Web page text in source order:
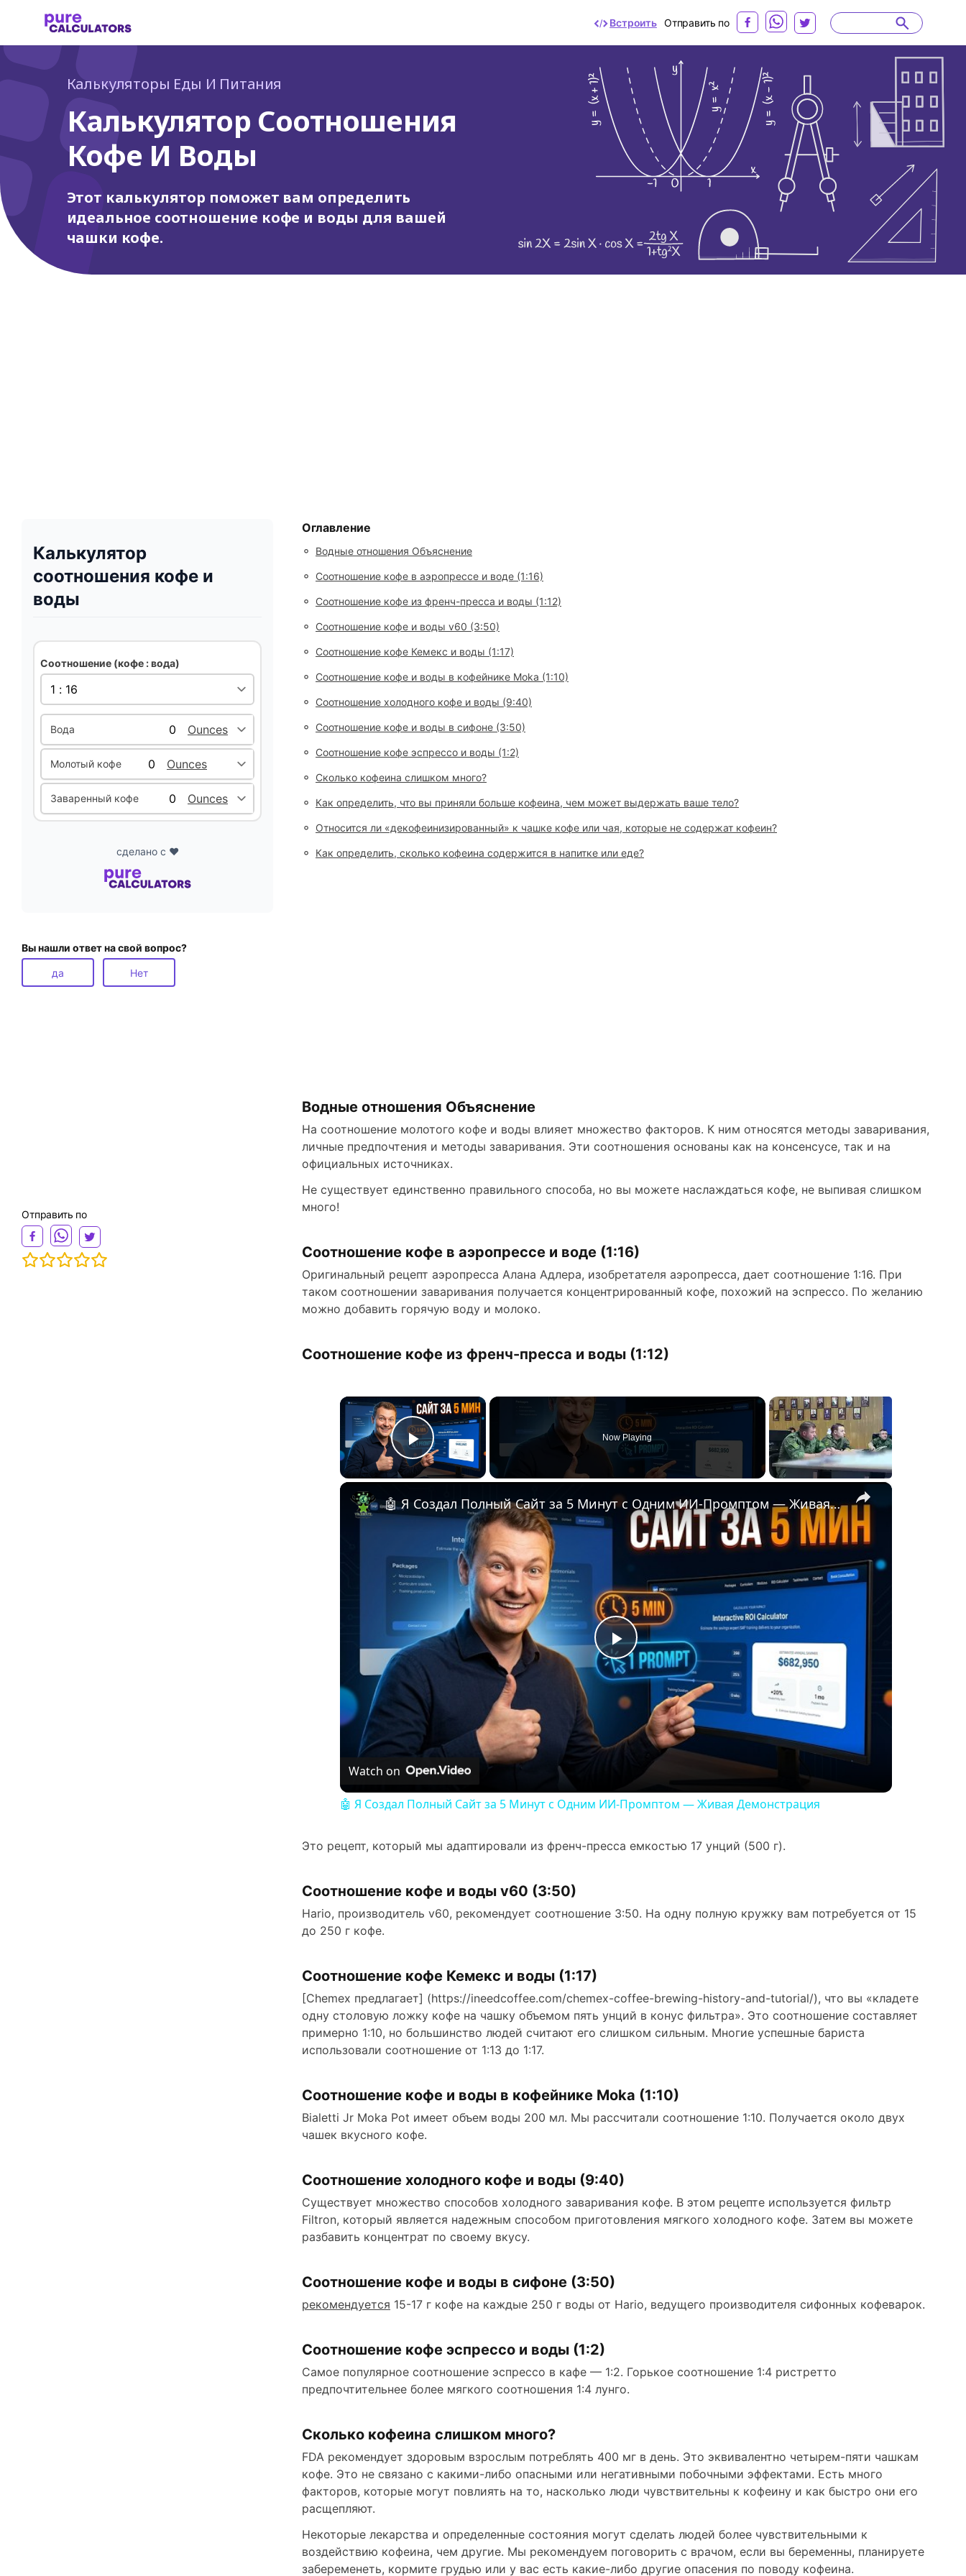
Встроить Отправить по
Калькуляторы Еды И Питания
Калькулятор Соотношения
Кофе И Воды
Этот калькулятор поможет вам определить
идеальное соотношение кофе и воды для вашей
чашки кофе.
Калькулятор
соотношения кофе и
воды
Соотношение (кофе : вода)
Вода
Молотый кофе
Заваренный кофе
сделано с ❤️
Вы нашли ответ на свой вопрос?
да Нет
Отправить по
Оглавление
◦ Водные отношения Объяснение
◦ Соотношение кофе в аэропрессе и воде (1:16)
◦ Соотношение кофе из френч-пресса и воды (1:12)
◦ Соотношение кофе и воды v60 (3:50)
◦ Соотношение кофе Кемекс и воды (1:17)
◦ Соотношение кофе и воды в кофейнике Moka (1:10)
◦ Соотношение холодного кофе и воды (9:40)
◦ Соотношение кофе и воды в сифоне (3:50)
◦ Соотношение кофе эспрессо и воды (1:2)
◦ Сколько кофеина слишком много?
◦ Как определить, что вы приняли больше кофеина, чем может выдержать ваше тело?
◦ Относится ли «декофеинизированный» к чашке кофе или чая, которые не содержат кофеин?
◦ Как определить, сколько кофеина содержится в напитке или еде?
Водные отношения Объяснение
На соотношение молотого кофе и воды влияет множество факторов. К ним относятся методы заваривания,
личные предпочтения и методы заваривания. Эти соотношения основаны как на консенсусе, так и на
официальных источниках.
Не существует единственно правильного способа, но вы можете наслаждаться кофе, не выпивая слишком
много!
Соотношение кофе в аэропрессе и воде (1:16)
Оригинальный рецепт аэропресса Алана Адлера, изобретателя аэропресса, дает соотношение 1:16. При
таком соотношении заваривания получается концентрированный кофе, похожий на эспрессо. По желанию
можно добавить горячую воду и молоко.
Соотношение кофе из френч-пресса и воды (1:12)
×
Play Video
Now Playing
×
P
l
a
y
d
o
🤖 Я Создал Полный Сайт за 5 Минут с Одним ИИ-Промптом — Живая Демонстрация
Watch on
🤖 Я Создал Полный Сайт за 5 Минут с Одним ИИ-Промптом — Живая Демонстрация
Это рецепт, который мы адаптировали из френч-пресса емкостью 17 унций (500 г).
Соотношение кофе и воды v60 (3:50)
Hario, производитель v60, рекомендует соотношение 3:50. На одну полную кружку вам потребуется от 15
до 250 г кофе.
Соотношение кофе Кемекс и воды (1:17)
[Chemex предлагает] (https://ineedcoffee.com/chemex-coffee-brewing-history-and-tutorial/), что вы «кладете
одну столовую ложку кофе на чашку объемом пять унций в конус фильтра». Это соотношение составляет
примерно 1:10, но большинство людей считают его слишком сильным. Многие успешные бариста
использовали соотношение от 1:13 до 1:17.
Соотношение кофе и воды в кофейнике Moka (1:10)
Bialetti Jr Moka Pot имеет объем воды 200 мл. Мы рассчитали соотношение 1:10. Получается около двух
чашек вкусного кофе.
Соотношение холодного кофе и воды (9:40)
Существует множество способов холодного заваривания кофе. В этом рецепте используется фильтр
Filtron, который является надежным способом приготовления мягкого холодного кофе. Затем вы можете
разбавить концентрат по своему вкусу.
Соотношение кофе и воды в сифоне (3:50)
рекомендуется 15-17 г кофе на каждые 250 г воды от Hario, ведущего производителя сифонных кофеварок.
Соотношение кофе эспрессо и воды (1:2)
Самое популярное соотношение эспрессо в кафе — 1:2. Горькое соотношение 1:4 ристретто
предпочтительнее более мягкого соотношения 1:4 лунго.
Сколько кофеина слишком много?
FDA рекомендует здоровым взрослым потреблять 400 мг в день. Это эквивалентно четырем-пяти чашкам
кофе. Это не связано с какими-либо опасными или негативными побочными эффектами. Есть много
факторов, которые могут повлиять на то, насколько люди чувствительны к кофеину и как быстро они его
расщепляют.
Некоторые лекарства и определенные состояния могут сделать людей более чувствительными к
воздействию кофеина, чем другие. Мы рекомендуем поговорить с врачом, если вы беременны, планируете
забеременеть, кормите грудью или у вас есть какие-либо другие опасения по поводу кофеина.